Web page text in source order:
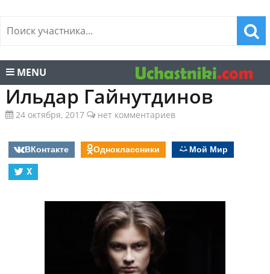
MENU
Ильдар Гайнутдинов
24 октября, 2017 нет комментариев
ВКонтакте Одноклассники
Мой Мир
X